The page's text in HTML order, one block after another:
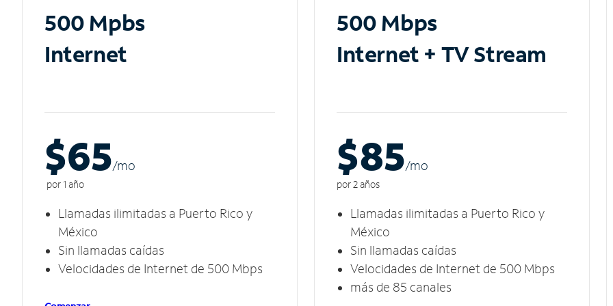
500 Mpbs
Internet
$65/mo
por 1 año
Llamadas ilimitadas a Puerto Rico y
México
Sin llamadas caídas
Velocidades de Internet de 500 Mbps
500 Mbps
Internet + TV Stream
$85/mo
por 2 años
Llamadas ilimitadas a Puerto Rico y
México
Sin llamadas caídas
Velocidades de Internet de 500 Mbps
más de 85 canales